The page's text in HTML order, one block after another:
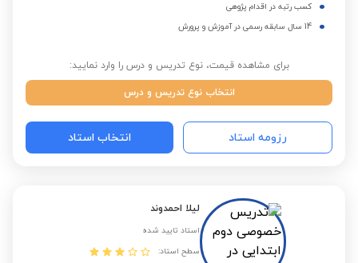
کسب رتبه در اقدام پژوهی
14 سال سابقه رسمی در آموزش و پرورش
برای مشاهده قیمت، نوع تدریس و درس را وارد نمایید:
انتخاب نوع تدریس و درس
رزومه استاد انتخاب استاد
لیلا احمدوند
استاد تایید شده
سطح استاد: